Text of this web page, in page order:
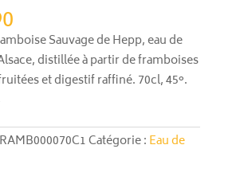
Sauvage de Hepp, eau de
distillée à partir de framboises
et digestif raffiné. 70cl, 45°.
Catégorie : Eau de